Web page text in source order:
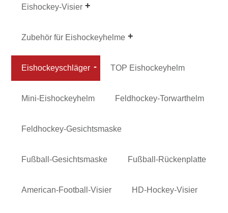
Eishockey-Visier
Zubehör für Eishockeyhelme
Eishockeyschläger TOP Eishockeyhelm
Mini-Eishockeyhelm Feldhockey-Torwarthelm
Feldhockey-Gesichtsmaske
Fußball-Gesichtsmaske Fußball-Rückenplatte
American-Football-Visier HD-Hockey-Visier